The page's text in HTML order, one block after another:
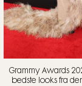
Grammy Awards
bedste looks fra